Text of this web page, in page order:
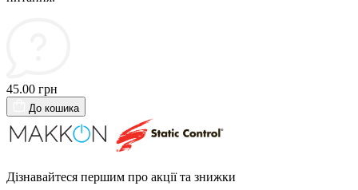
45.00 грн
До кошика
Дізнавайтеся першим про акції та знижки